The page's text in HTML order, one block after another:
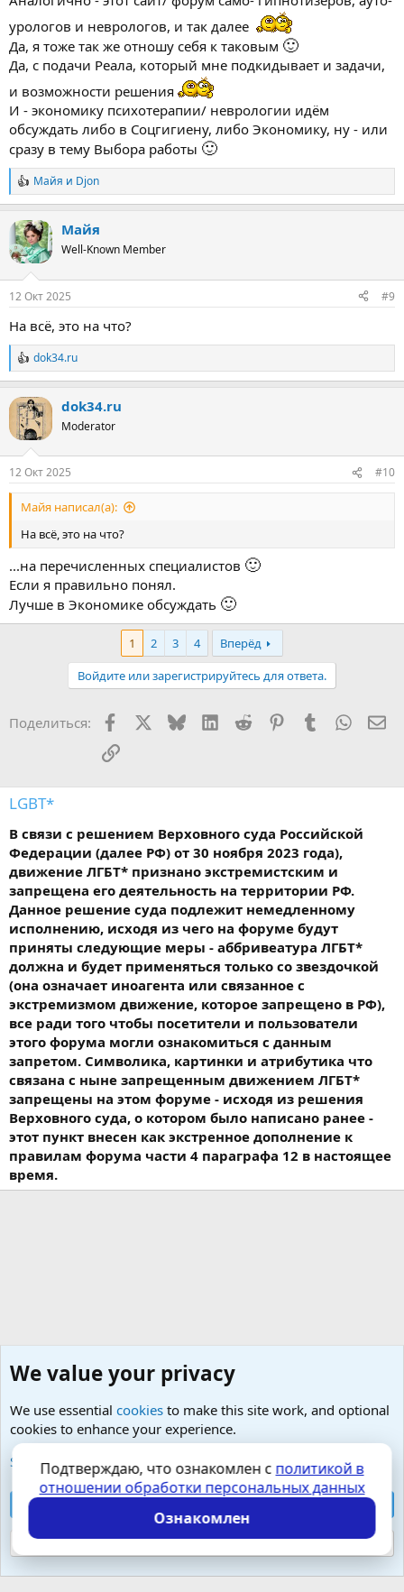
урологов и неврологов, и так далее
Да, я тоже так же отношу себя к таковым 🙂
Да, с подачи Реала, который мне подкидывает и задачи,
и возможности решения
И - экономику психотерапии/ неврологии идём
обсуждать либо в Соцгигиену, либо Экономику, ну - или
сразу в тему Выбора работы 🙂
Р
е
к
ц
и
Майя и Djon
Майя
Well-Known Member
12 Окт 2025 #9
На всё, это на что?
Р
е
к
ц
и
dok34.ru
dok34.ru
Moderator
12 Окт 2025 #10
Майя написал(а):
На всё, это на что?
...на перечисленных специалистов 🙂
Если я правильно понял.
Лучше в Экономике обсуждать 🙂
1 2 3 4
Вперёд
Войдите или зарегистрируйтесь для ответа.
Поделиться: Facebook BlueskyLinkedIn
Reddit PinterestTumblr
Ссылка
LGBT*
В связи с решением Верховного суда Российской
Федерации (далее РФ) от 30 ноября 2023 года),
движение ЛГБТ* признано экстремистским и
запрещена его деятельность на территории РФ.
Данное решение суда подлежит немедленному
исполнению, исходя из чего на форуме будут
приняты следующие меры - аббривеатура ЛГБТ*
должна и будет применяться только со звездочкой
(она означает иноагента или связанное с
экстремизмом движение, которое запрещено в РФ),
все ради того чтобы посетители и пользователи
этого форума могли ознакомиться с данным
запретом. Символика, картинки и атрибутика что
связана с ныне запрещенным движением ЛГБТ*
запрещены на этом форуме - исходя из решения
Верховного суда, о котором было написано ранее -
этот пункт внесен как экстренное дополнение к
правилам форума части 4 параграфа 12 в настоящее
время.
Любые вопросы от Гостей - анонимно
Cookies
Russian (RU)
Условия и правила
Политика конфиденциальности
Помощь
S
S
Локализация отXenForo.Info
We value your privacy
We use essential cookies to make this site work, and optional
cookies to enhance your experience.
See further information and configure your preferences
Reject optional cookies
Подтверждаю, что ознакомлен с политикой в
отношении обработки персональных данных
Ознакомлен